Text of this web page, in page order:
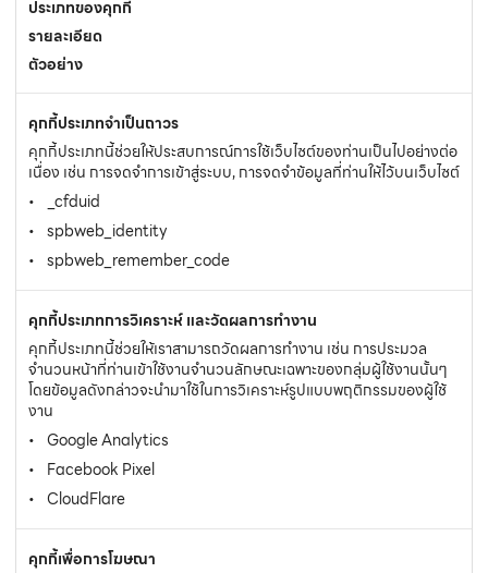
ประเภทของคุกกี้
รายละเอียด
ตัวอย่าง
คุกกี้ประเภทจำเป็นถาวร
คุกกี้ประเภทนี้ช่วยให้ประสบการณ์การใช้เว็บไซต์ของท่านเป็นไปอย่างต่อ
เนื่อง เช่น การจดจำการเข้าสู่ระบบ, การจดจำข้อมูลที่ท่านให้ไว้บนเว็บไซต์
_cfduid
spbweb_identity
spbweb_remember_code
คุกกี้ประเภทการวิเคราะห์ และวัดผลการทำงาน
คุกกี้ประเภทนี้ช่วยให้เราสามารถวัดผลการทำงาน เช่น การประมวล
จำนวนหน้าที่ท่านเข้าใช้งานจำนวนลักษณะเฉพาะของกลุ่มผู้ใช้งานนั้นๆ
โดยข้อมูลดังกล่าวจะนำมาใช้ในการวิเคราะห์รูปแบบพฤติกรรมของผู้ใช้
งาน
Google Analytics
Facebook Pixel
CloudFlare
คุกกี้เพื่อการโฆษณา